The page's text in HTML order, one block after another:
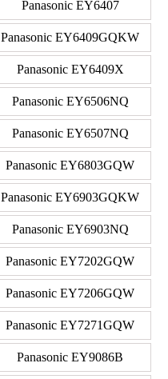
Panasonic EY6407
Panasonic EY6409GQKW
Panasonic EY6409X
Panasonic EY6506NQ
Panasonic EY6507NQ
Panasonic EY6803GQW
Panasonic EY6903GQKW
Panasonic EY6903NQ
Panasonic EY7202GQW
Panasonic EY7206GQW
Panasonic EY7271GQW
Panasonic EY9086B